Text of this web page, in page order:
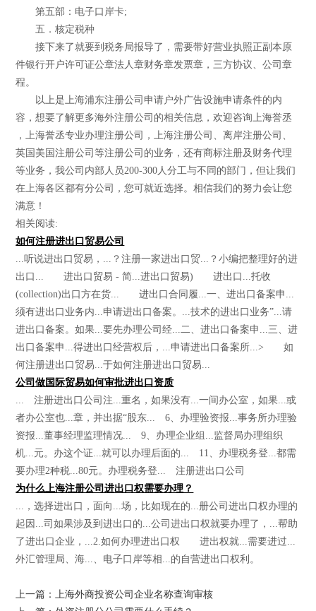
第五部：电子口岸卡;
五．核定税种
接下来了就要到税务局报导了，需要带好营业执照正副本原
件银行开户许可证公章法人章财务章发票章，三方协议、公司章
程。
以上是上海浦东注册公司申请户外广告设施申请条件的内
容，想要了解更多海外注册公司的相关信息，欢迎咨询上海誉丞
，上海誉丞专业办理注册公司，上海注册公司、离岸注册公司、
英国美国注册公司等注册公司的业务，还有商标注册及财务代理
等业务，我公司内部人员200-300人分工与不同的部门，但让我们
在上海各区都有分公司，您可就近选择。相信我们的努力会让您
满意！
相关阅读:
如何注册进出口贸易公司
...听说进出口贸易，...？注册一家进出口贸...？小编把整理好的进
出口... 进出口贸易 - 简...进出口贸易) 进出口...托收
(collection)出口方在货... 进出口合同履...一、进出口备案申...
须有进出口业务内...申请进出口备案。...技术的进出口业务”...请
进出口备案。如果...要先办理公司经...二、进出口备案申...三、进
出口备案申...得进出口经营权后，...申请进出口备案所...> 如
何注册进出口贸易...于如何注册进出口贸易...
公司做国际贸易如何审批进出口资质
... 注册进出口公司注...重名，如果没有...一间办公室，如果...或
者办公室也...章，并出据“股东... 6、办理验资报...事务所办理验
资报...董事经理监理情况... 9、办理企业组...监督局办理组织
机...元。办这个证...就可以办理后面的... 11、办理税务登...都需
要办理2种税...80元。办理税务登... 注册进出口公司
为什么上海注册公司进出口权需要办理？
...，选择进出口，面向...场，比如现在的...册公司进出口权办理的
起因...司如果涉及到进出口的...公司进出口权就要办理了，...帮助
了进出口企业，...2.如何办理进出口权 进出权就...需要进过...
外汇管理局、海...、电子口岸等相...的自营进出口权利。
上一篇：上海外商投资公司企业名称查询审核